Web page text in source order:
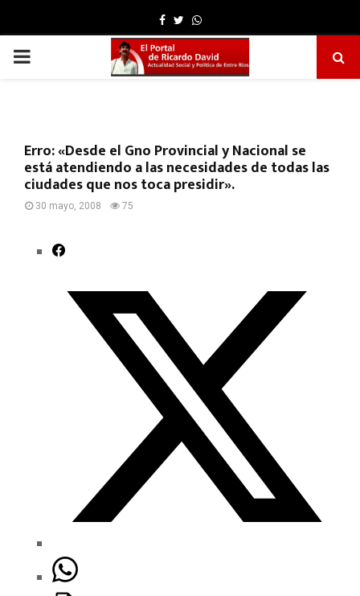
Facebook
TwitterWhatsapp
PRIMARY
Erro: «Desde el Gno Provincial y Nacional se
está atendiendo a las necesidades de todas las
ciudades que nos toca presidir».
30 mayo, 2008 75